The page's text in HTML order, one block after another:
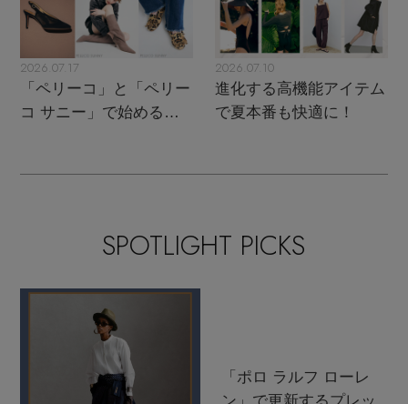
2026.07.17
「ペリーコ」と「ペリー
コ サニー」で始める秋
2026.07.10
進化する高機能アイテム
で夏本番も快適に！
SPOTLIGHT PICKS
「ポロ ラルフ ローレ